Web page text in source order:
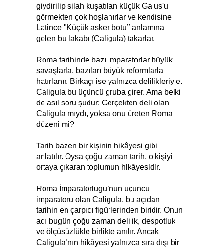
giydirilip silah kuşatılan küçük Gaius'u
görmekten çok hoşlanırlar ve kendisine
Latince "Küçük asker botu’’ anlamına
gelen bu lakabı (Caligula) takarlar.
Roma tarihinde bazı imparatorlar büyük
savaşlarla, bazıları büyük reformlarla
hatırlanır. Birkaçı ise yalnızca delilikleriyle.
Caligula bu üçüncü gruba girer. Ama belki
de asıl soru şudur: Gerçekten deli olan
Caligula mıydı, yoksa onu üreten Roma
düzeni mi?
Tarih bazen bir kişinin hikâyesi gibi
anlatılır. Oysa çoğu zaman tarih, o kişiyi
ortaya çıkaran toplumun hikâyesidir.
Roma İmparatorluğu’nun üçüncü
imparatoru olan Caligula, bu açıdan
tarihin en çarpıcı figürlerinden biridir. Onun
adı bugün çoğu zaman delilik, despotluk
ve ölçüsüzlükle birlikte anılır. Ancak
Caligula’nın hikâyesi yalnızca sıra dışı bir